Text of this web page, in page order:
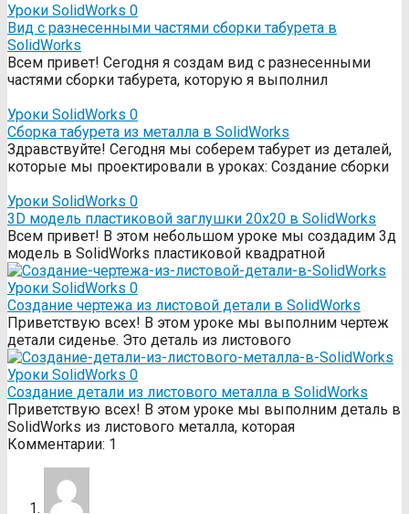
Уроки SolidWorks 0
Вид с разнесенными частями сборки табурета в
SolidWorks
Всем привет! Сегодня я создам вид с разнесенными
частями сборки табурета, которую я выполнил
Уроки SolidWorks 0
Сборка табурета из металла в SolidWorks
Здравствуйте! Сегодня мы соберем табурет из деталей,
которые мы проектировали в уроках: Создание сборки
Уроки SolidWorks 0
3D модель пластиковой заглушки 20х20 в SolidWorks
Всем привет! В этом небольшом уроке мы создадим 3д
модель в SolidWorks пластиковой квадратной
Уроки SolidWorks 0
Создание чертежа из листовой детали в SolidWorks
Приветствую всех! В этом уроке мы выполним чертеж
детали сиденье. Это деталь из листового
Уроки SolidWorks 0
Создание детали из листового металла в SolidWorks
Приветствую всех! В этом уроке мы выполним деталь в
SolidWorks из листового металла, которая
Комментарии: 1